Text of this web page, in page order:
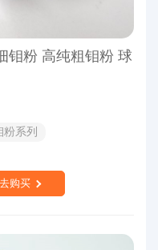
钼粉 高纯粗钼粉 球
粉系列
去购买